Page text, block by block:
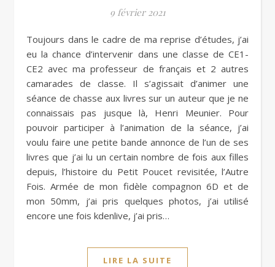
9 février 2021
Toujours dans le cadre de ma reprise d’études, j’ai
eu la chance d’intervenir dans une classe de CE1-
CE2 avec ma professeur de français et 2 autres
camarades de classe. Il s’agissait d’animer une
séance de chasse aux livres sur un auteur que je ne
connaissais pas jusque là, Henri Meunier. Pour
pouvoir participer à l’animation de la séance, j’ai
voulu faire une petite bande annonce de l’un de ses
livres que j’ai lu un certain nombre de fois aux filles
depuis, l’histoire du Petit Poucet revisitée, l’Autre
Fois. Armée de mon fidèle compagnon 6D et de
mon 50mm, j’ai pris quelques photos, j’ai utilisé
encore une fois kdenlive, j’ai pris…
LIRE LA SUITE